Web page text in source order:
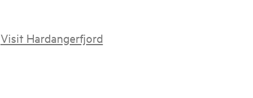
Visit Hardangerfjord